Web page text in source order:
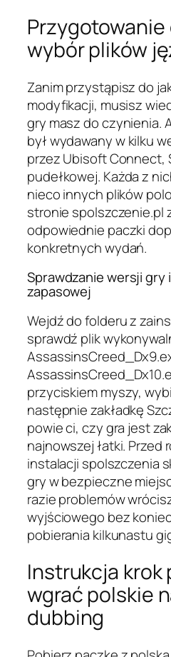
wybór plików
Zanim przystąpisz do
modyfikacji, musisz
gry masz do czynienia.
był wydawany w kilku
przez Ubisoft Connect,
pudełkowej. Każda z
nieco innych plików
stronie spolszczenie.pl
odpowiednie paczki
konkretnych wydań.
Sprawdzanie wersji gry
zapasowej
Wejdź do folderu z
sprawdź plik
przyciskiem myszy,
następnie zakładkę
powie ci, czy gra jest
najnowszej łatki. Przed
instalacji spolszczenia
gry w bezpieczne
razie problemów
wyjściowego bez
pobierania kilkunastu
Instrukcja krok
wgrać polskie
dubbing